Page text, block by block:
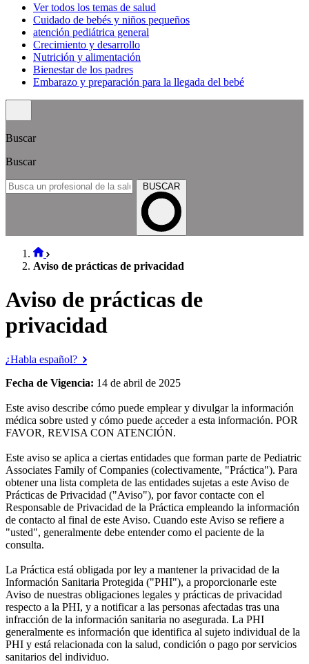
Ver todos los temas de salud
Cuidado de bebés y niños pequeños
atención pediátrica general
Crecimiento y desarrollo
Nutrición y alimentación
Bienestar de los padres
Embarazo y preparación para la llegada del bebé
Buscar
Buscar
BUSCAR
Aviso de prácticas de privacidad
Aviso de prácticas de
privacidad
¿Habla español?
Fecha de Vigencia: 14 de abril de 2025
Este aviso describe cómo puede emplear y divulgar la información
médica sobre usted y cómo puede acceder a esta información. POR
FAVOR, REVISA CON ATENCIÓN.
Este aviso se aplica a ciertas entidades que forman parte de Pediatric
Associates Family of Companies (colectivamente, "Práctica"). Para
obtener una lista completa de las entidades sujetas a este Aviso de
Prácticas de Privacidad ("Aviso"), por favor contacte con el
Responsable de Privacidad de la Práctica empleando la información
de contacto al final de este Aviso. Cuando este Aviso se refiere a
"usted", generalmente debe entender como el paciente de la
consulta.
La Práctica está obligada por ley a mantener la privacidad de la
Información Sanitaria Protegida ("PHI"), a proporcionarle este
Aviso de nuestras obligaciones legales y prácticas de privacidad
respecto a la PHI, y a notificar a las personas afectadas tras una
infracción de la información sanitaria no asegurada. La PHI
generalmente es información que identifica al sujeto individual de la
PHI y está relacionada con la salud, condición o pago por servicios
sanitarios del individuo.